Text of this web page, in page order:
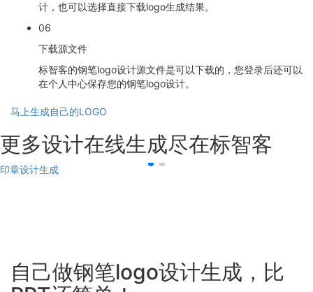
计，也可以选择直接下载logo生成结果。
06
下载源文件
标智客的钢笔logo设计源文件是可以下载的，您登录后还可以
在个人中心保存您的钢笔logo设计。
马上生成自己的LOGO
更多设计在线生成尽在标智客
印章设计生成
自己做钢笔logo设计生成，比